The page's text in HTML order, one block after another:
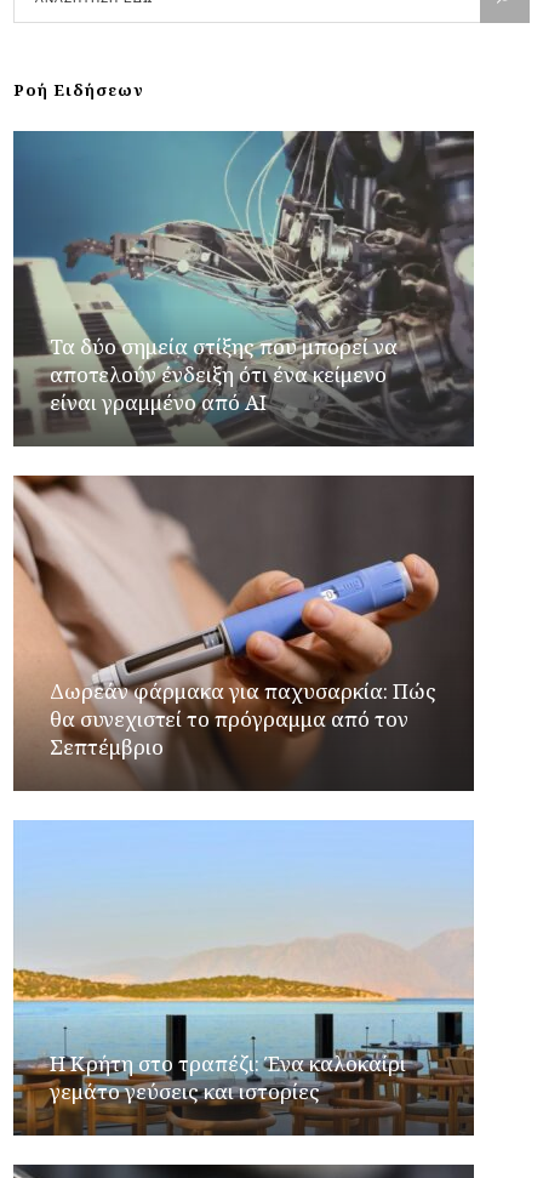
Ροή Ειδήσεων
Τα δύο σημεία στίξης που μπορεί να
αποτελούν ένδειξη ότι ένα κείμενο
είναι γραμμένο από AI
Δωρεάν φάρμακα για παχυσαρκία: Πώς
θα συνεχιστεί το πρόγραμμα από τον
Σεπτέμβριο
Η Κρήτη στο τραπέζι: Ένα καλοκαίρι
γεμάτο γεύσεις και ιστορίες